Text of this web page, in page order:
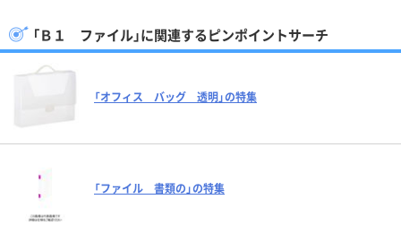
「Ｂ１ ファイル」に関連するピンポイントサーチ
「オフィス バッグ 透明」の特集
「ファイル 書類の」の特集